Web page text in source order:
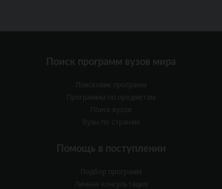
Поиск программ вузов мира
Поисковик программ
Программы по предметам
Поиск вузов
Вузы по странам
Помощь в поступлении
Подбор программ
Личная консультация